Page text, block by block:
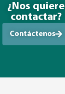
¿Nos quiere
contactar?
Contáctenos